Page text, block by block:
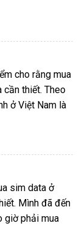
cho rằng mua
cần thiết. Theo
ở Việt Nam là
sim data ở
Mình đã đến
giờ phải mua